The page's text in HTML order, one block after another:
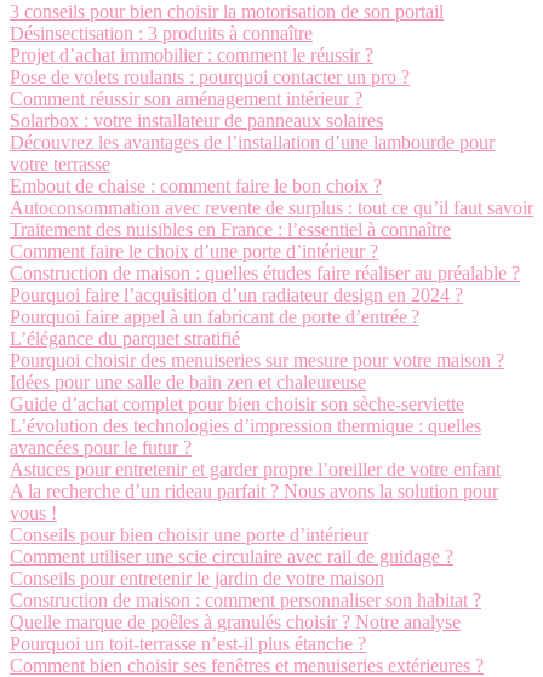
3 conseils pour bien choisir la motorisation de son portail
Désinsectisation : 3 produits à connaître
Projet d’achat immobilier : comment le réussir ?
Pose de volets roulants : pourquoi contacter un pro ?
Comment réussir son aménagement intérieur ?
Solarbox : votre installateur de panneaux solaires
Découvrez les avantages de l’installation d’une lambourde pour
votre terrasse
Embout de chaise : comment faire le bon choix ?
Autoconsommation avec revente de surplus : tout ce qu’il faut savoir
Traitement des nuisibles en France : l’essentiel à connaître
Comment faire le choix d’une porte d’intérieur ?
Construction de maison : quelles études faire réaliser au préalable ?
Pourquoi faire l’acquisition d’un radiateur design en 2024 ?
Pourquoi faire appel à un fabricant de porte d’entrée ?
L’élégance du parquet stratifié
Pourquoi choisir des menuiseries sur mesure pour votre maison ?
Idées pour une salle de bain zen et chaleureuse
Guide d’achat complet pour bien choisir son sèche-serviette
L’évolution des technologies d’impression thermique : quelles
avancées pour le futur ?
Astuces pour entretenir et garder propre l’oreiller de votre enfant
A la recherche d’un rideau parfait ? Nous avons la solution pour
vous !
Conseils pour bien choisir une porte d’intérieur
Comment utiliser une scie circulaire avec rail de guidage ?
Conseils pour entretenir le jardin de votre maison
Construction de maison : comment personnaliser son habitat ?
Quelle marque de poêles à granulés choisir ? Notre analyse
Pourquoi un toit-terrasse n’est-il plus étanche ?
Comment bien choisir ses fenêtres et menuiseries extérieures ?